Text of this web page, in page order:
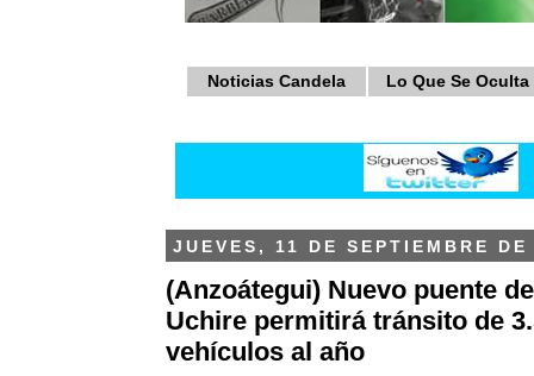
Noticias Candela Lo Que Se Oculta
JUEVES, 11 DE SEPTIEMBRE
(Anzoátegui) Nuevo puente
Uchire permitirá tránsito de
vehículos al año